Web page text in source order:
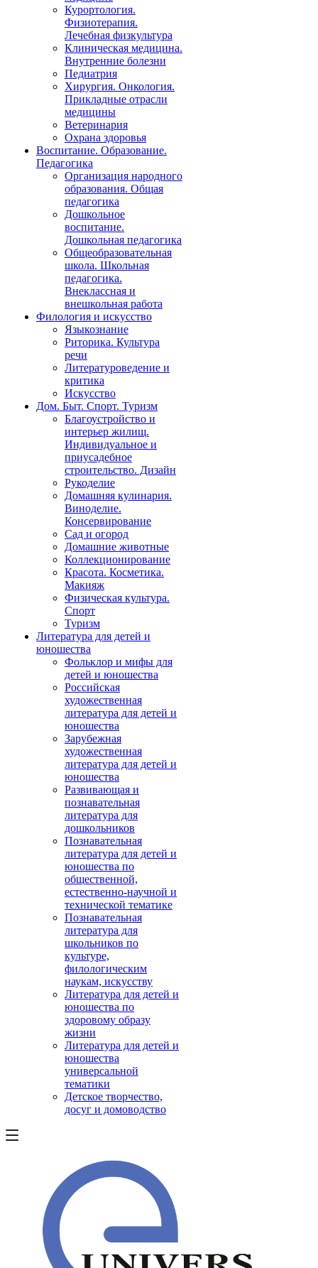
Курортология.
Физиотерапия.
Лечебная физкультура
Клиническая медицина.
Внутренние болезни
Педиатрия
Хирургия. Онкология.
Прикладные отрасли
медицины
Ветеринария
Охрана здоровья
Воспитание. Образование.
Педагогика
Организация народного
образования. Общая
педагогика
Дошкольное
воспитание.
Дошкольная педагогика
Общеобразовательная
школа. Школьная
педагогика.
Внеклассная и
внешкольная работа
Филология и искусство
Языкознание
Риторика. Культура
речи
Литературоведение и
критика
Искусство
Дом. Быт. Спорт. Туризм
Благоустройство и
интерьер жилищ.
Индивидуальное и
приусадебное
строительство. Дизайн
Рукоделие
Домашняя кулинария.
Виноделие.
Консервирование
Сад и огород
Домашние животные
Коллекционирование
Красота. Косметика.
Макияж
Физическая культура.
Спорт
Туризм
Литература для детей и
юношества
Фольклор и мифы для
детей и юношества
Российская
художественная
литература для детей и
юношества
Зарубежная
художественная
литература для детей и
юношества
Развивающая и
познавательная
литература для
дошкольников
Познавательная
литература для детей и
юношества по
общественной,
естественно-научной и
технической тематике
Познавательная
литература для
школьников по
культуре,
филологическим
наукам, искусству
Литература для детей и
юношества по
здоровому образу
жизни
Литература для детей и
юношества
универсальной
тематики
Детское творчество,
досуг и домоводство